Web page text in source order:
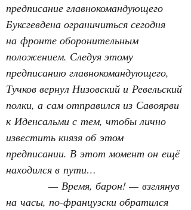
предписание главнокомандующего
Буксгевдена ограничиться сегодня
на фронте оборонительным
положением. Следуя этому
предписанию главнокомандующего,
Тучков вернул Низовский и Ревельский
полки, а сам отправился из Савоярви
к Иденсальми с тем, чтобы лично
известить князя об этом
предписании. В этот момент он ещё
находился в пути…
— Время, барон! — взглянув
на часы, по-французски обратился